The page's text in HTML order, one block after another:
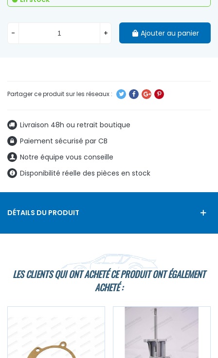
Livraison 48h ou retrait boutique
Paiement sécurisé par CB
Notre équipe vous conseille
Disponibilité réelle des pièces en stock
- + Ajouter au panier
DÉTAILS DU PRODUIT
LES CLIENTS QUI ONT ACHETÉ CE PRODUIT ONT ÉGALEMENT
ACHETÉ :